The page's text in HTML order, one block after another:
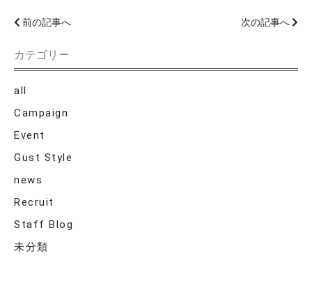
前の記事へ 次の記事へ
カテゴリー
all
Campaign
Event
Gust Style
news
Recruit
Staff Blog
未分類